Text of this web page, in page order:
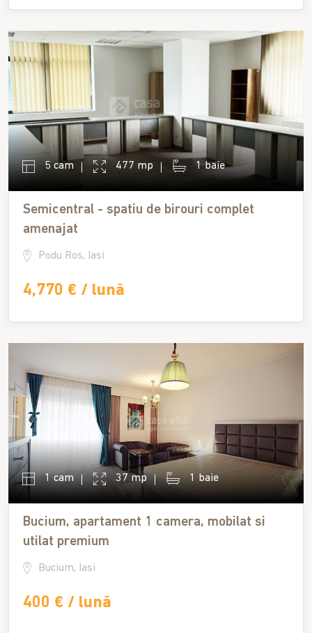
5 cam 477 mp 1 baie
Semicentral - spatiu de birouri complet
amenajat
Podu Ros, Iasi
4,770 € / lună
1 cam 37 mp 1 baie
Bucium, apartament 1 camera, mobilat si
utilat premium
Bucium, Iasi
400 € / lună